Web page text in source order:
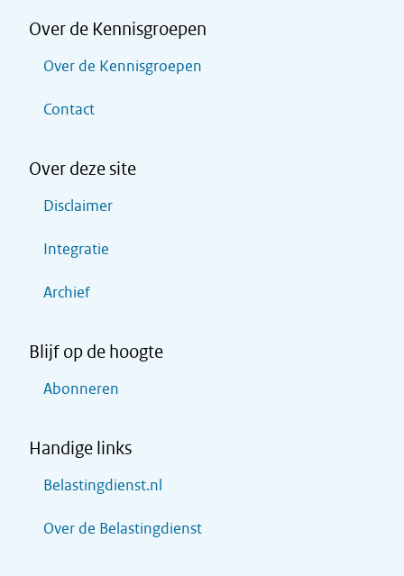
Over de Kennisgroepen
Over de Kennisgroepen
Contact
Over deze site
Disclaimer
Integratie
Archief
Blijf op de hoogte
Abonneren
Handige links
Belastingdienst.nl
Over de Belastingdienst